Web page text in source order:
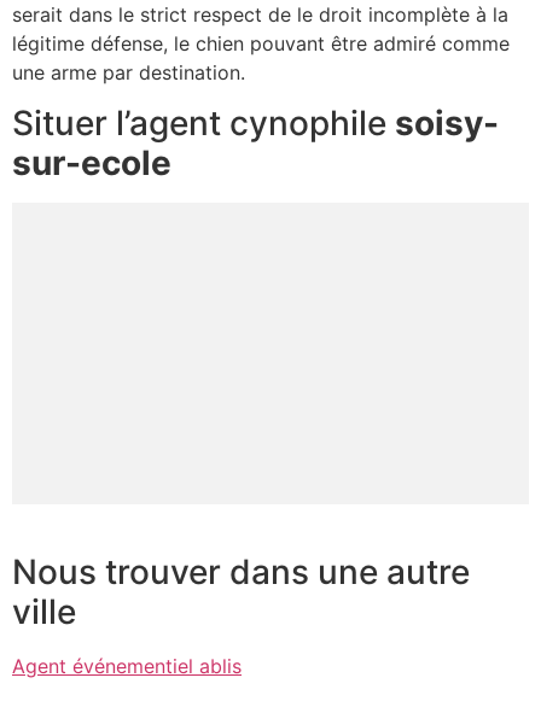
serait dans le strict respect de le droit incomplète à la
légitime défense, le chien pouvant être admiré comme
une arme par destination.
Situer l’agent cynophile soisy-
sur-ecole
Nous trouver dans une autre
ville
Agent événementiel ablis